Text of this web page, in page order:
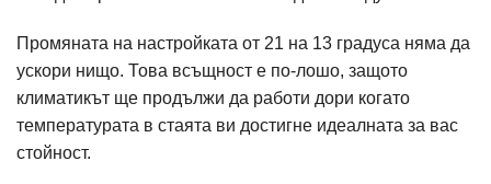
Промяната на настройката от 21 на 13 градуса няма да
ускори нищо. Това всъщност е по-лошо, защото
климатикът ще продължи да работи дори когато
температурата в стаята ви достигне идеалната за вас
стойност.